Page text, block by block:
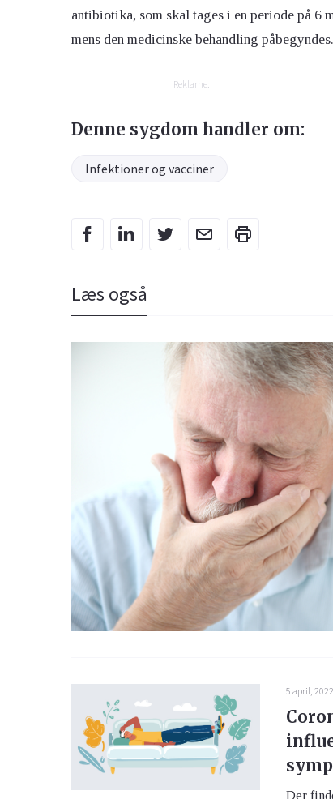
antibiotika, som skal tages i en periode på 6
mens den medicinske behandling påbegyndes.
Reklame:
Denne sygdom handler om:
Infektioner og vacciner
Læs også
5 april, 2022
Der